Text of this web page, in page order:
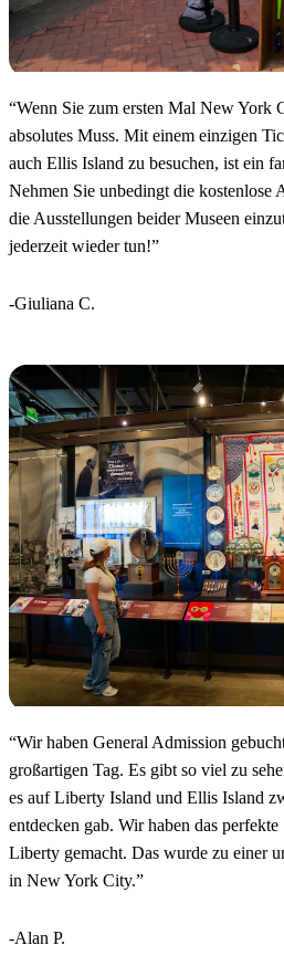
“Wenn Sie zum ersten Mal New York
absolutes Muss. Mit einem einzigen
auch Ellis Island zu besuchen, ist ein
Nehmen Sie unbedingt die
die Ausstellungen beider Museen
jederzeit wieder tun!”
-Giuliana C.
“Wir haben General Admission
großartigen Tag. Es gibt so viel zu
es auf Liberty Island und Ellis Island
entdecken gab. Wir haben das
Liberty gemacht. Das wurde zu einer
in New York City.”
-Alan P.